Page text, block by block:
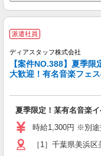
派遣社員
ディアスタッフ株式会社
【案件NO.388】夏季
大歓迎！有名音楽フェ
夏季限定！某有名音楽
時給1,300円 ※別途
［1］千葉県美浜